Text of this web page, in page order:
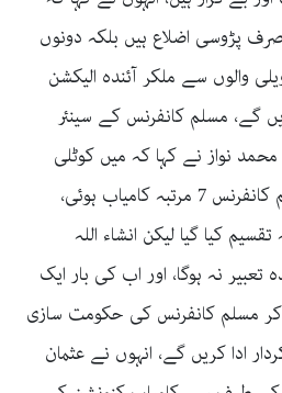
پڑوسی اضلاع ہیں بلکہ دونوں
والوں سے ملکر آئندہ الیکشن
گے، مسلم کانفرنس کے سینئر
نواز نے کہا کہ میں کوٹلی
کے میرے حلقہ سے مسلم کانفرنس 7 مرتبہ کامیاب ہوئی،
کیا گیا لیکن انشاء اللہ
نہ ہوگا، اور اب کی بار ایک
مسلم کانفرنس کی حکومت سازی
ادا کریں گے، انہوں نے عثمان